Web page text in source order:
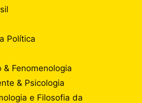
Política
& Fenomenologia
& Psicologia
e Filosofia da